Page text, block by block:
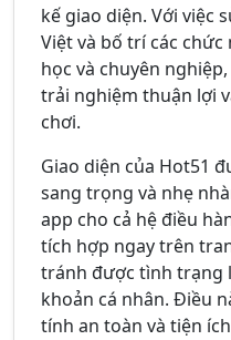
kế giao diện. Với việc
Việt và bố trí các
học và chuyên
trải nghiệm thuận lợi
chơi.
Giao diện của Hot51
sang trọng và nhẹ
app cho cả hệ điều
tích hợp ngay trên
tránh được tình trạng
khoản cá nhân. Điều
tính an toàn và tiện